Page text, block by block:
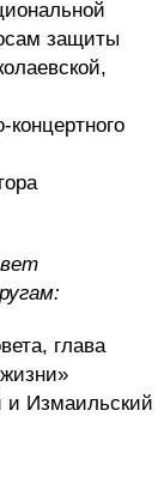
защиты
глава
Измаильский